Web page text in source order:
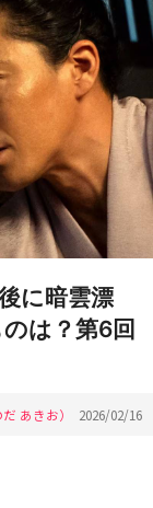
に暗雲漂
は？第6回
あきお） 2026/02/16